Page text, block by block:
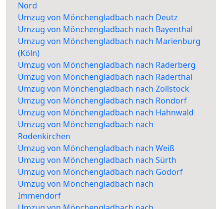
Nord
Umzug von Mönchengladbach nach Deutz
Umzug von Mönchengladbach nach Bayenthal
Umzug von Mönchengladbach nach Marienburg
(Köln)
Umzug von Mönchengladbach nach Raderberg
Umzug von Mönchengladbach nach Raderthal
Umzug von Mönchengladbach nach Zollstock
Umzug von Mönchengladbach nach Rondorf
Umzug von Mönchengladbach nach Hahnwald
Umzug von Mönchengladbach nach
Rodenkirchen
Umzug von Mönchengladbach nach Weiß
Umzug von Mönchengladbach nach Sürth
Umzug von Mönchengladbach nach Godorf
Umzug von Mönchengladbach nach
Immendorf